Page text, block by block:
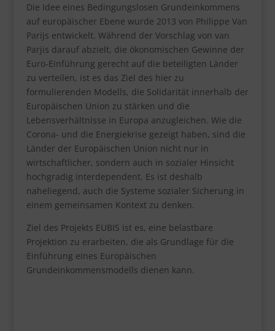
Die Idee eines Bedingungslosen Grundeinkommens
auf europäischer Ebene wurde 2013 von Philippe Van
Parijs entwickelt. Während der Vorschlag von van
Parjis darauf abzielt, die ökonomischen Gewinne der
Euro-Einführung gerecht auf die beteiligten Länder
zu verteilen, ist es das Ziel des hier zu
formulierenden Modells, die Solidarität innerhalb der
Europäischen Union zu stärken und die
Lebensverhältnisse in Europa anzugleichen. Wie die
Corona- und die Energiekrise gezeigt haben, sind die
Länder der Europäischen Union nicht nur in
wirtschaftlicher, sondern auch in sozialer Hinsicht
hochgradig interdependent. Es ist deshalb
naheliegend, auch die Systeme sozialer Sicherung in
einem gemeinsamen Kontext zu denken.
Ziel des Projekts EUBIS ist es, eine belastbare
Projektion zu erarbeiten, die als Grundlage für die
Einführung eines Europäischen
Grundeinkommensmodells dienen kann.